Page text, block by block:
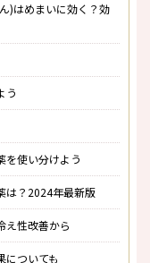
)はめまいに効く？効
う
を使い分けよう
は？2024年最新版
え性改善から
についても